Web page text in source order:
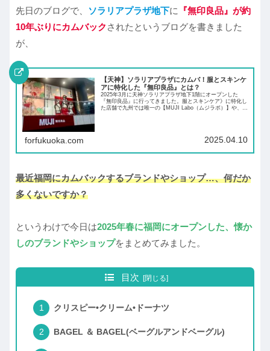
先日のブログで、 ソラリアプラザ地下に
『無印良品』が約
10年ぶりにカムバック されたというブログを書きました
が、
【天神】ソラリアプラザにカムバ！服とスキンケ
アに特化した『無印良品』とは？
2025年3月に天神ソラリアプラザ地下1階にオープンした
『無印良品』に行ってきました。服とスキンケア》に特化し
た店舗で九州では唯一の【MUJI Labo（ムジラボ）】や、福
forfukuoka.com 2025.04.10
最近福岡にカムバックするブランドやショップ…、何だか
多くないですか？
というわけで今日は2025年春に福岡にオープンした、懐か
しのブランドやショップをまとめてみました。
目次
クリスピー•クリーム•ドーナツ
BAGEL ＆ BAGEL(ベーグルアンドベーグル)